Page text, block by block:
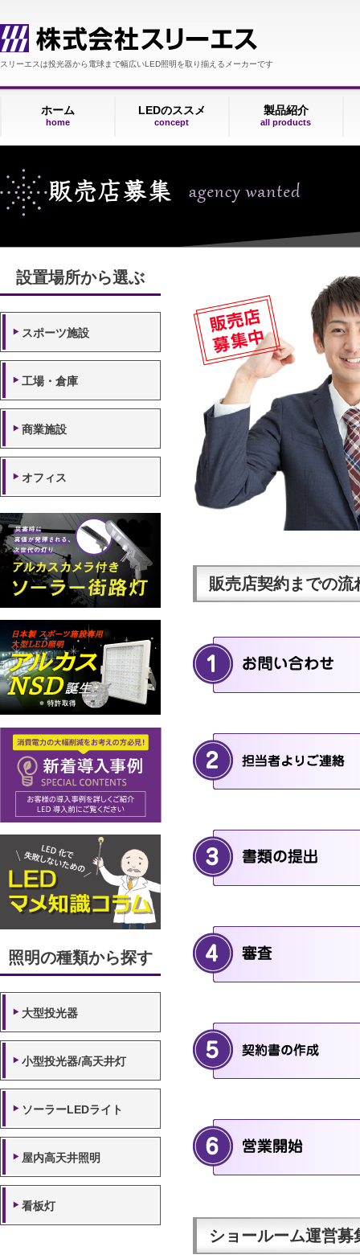
スリーエスは投光器から電球まで幅広いLED照明を取り揃えるメーカーです
ホーム
home
LEDのススメ
concept
製品紹介
all products
設置場所から選ぶ
スポーツ施設
工場・倉庫
商業施設
オフィス
照明の種類から探す
大型投光器
小型投光器/高天井灯
ソーラーLEDライト
屋内高天井照明
看板灯
販売店契約までの流
ショールーム運営募